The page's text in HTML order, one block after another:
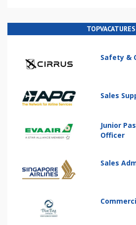
TOPVACATURES
Safety &
Sales
Junior
Officer
Sales